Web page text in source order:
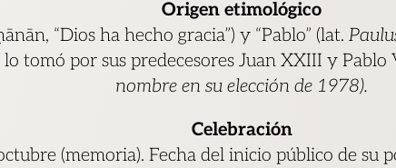
Origen etimológico
“Dios ha hecho gracia”) y “Pablo” (lat.
lo tomó por sus predecesores Juan XXIII y Pablo
nombre en su elección de 1978).
Celebración
(memoria). Fecha del inicio público de su